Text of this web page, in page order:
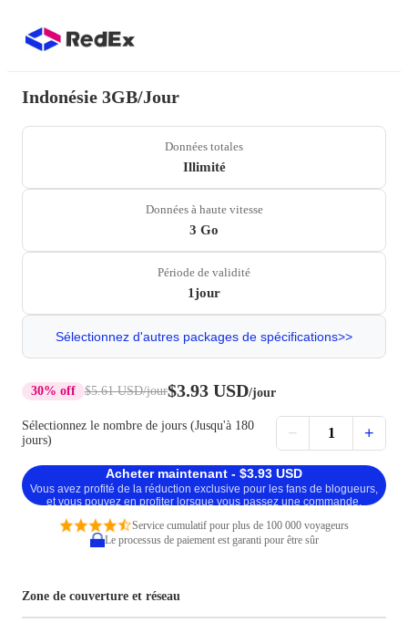
Indonésie 3GB/Jour
Données totales
Illimité
Données à haute vitesse
3 Go
Période de validité
1jour
Sélectionnez d'autres packages de spécifications>>
30% off $5.61 USD/jour$3.93 USD/jour
Sélectionnez le nombre de jours (Jusqu'à 180
jours)
− 1 +
Acheter maintenant - $3.93 USD
Vous avez profité de la réduction exclusive pour les fans de blogueurs,
et vous pouvez en profiter lorsque vous passez une commande.
Service cumulatif pour plus de 100 000 voyageurs
Le processus de paiement est garanti pour être sûr
Zone de couverture et réseau